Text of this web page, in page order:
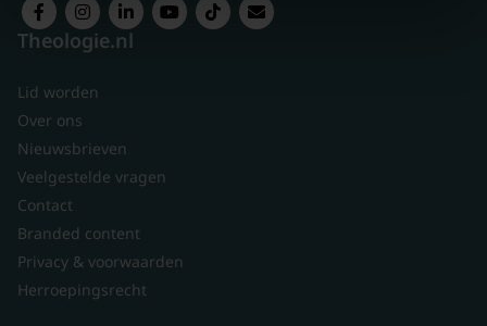
Theologie.nl
Lid worden
Over ons
Nieuwsbrieven
Veelgestelde vragen
Contact
Branded content
Privacy & voorwaarden
Herroepingsrecht